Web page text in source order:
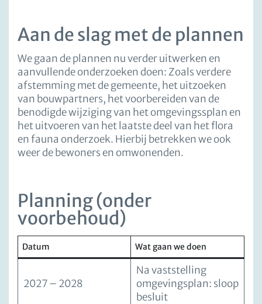
Aan de slag met de plannen
We gaan de plannen nu verder uitwerken en
aanvullende onderzoeken doen: Zoals verdere
afstemming met de gemeente, het uitzoeken
van bouwpartners, het voorbereiden van de
benodigde wijziging van het omgevingssplan en
het uitvoeren van het laatste deel van het flora
en fauna onderzoek. Hierbij betrekken we ook
weer de bewoners en omwonenden.
Planning (onder
voorbehoud)
Datum Wat gaan we doen
2027 – 2028
Na vaststelling
omgevingsplan: sloop
besluit